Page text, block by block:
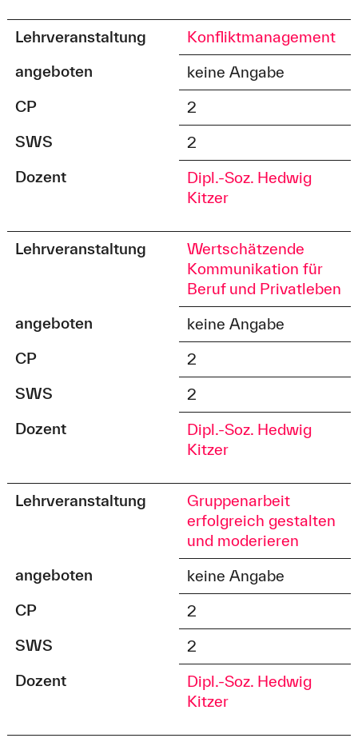
Lehrveranstaltung
Konfliktmanagement
angeboten
keine Angabe
CP
2
SWS
2
Dozent
Dipl.-Soz. Hedwig
Kitzer
Lehrveranstaltung
Wertschätzende
Kommunikation für
Beruf und Privatleben
angeboten
keine Angabe
CP
2
SWS
2
Dozent
Dipl.-Soz. Hedwig
Kitzer
Lehrveranstaltung
Gruppenarbeit
erfolgreich gestalten
und moderieren
angeboten
keine Angabe
CP
2
SWS
2
Dozent
Dipl.-Soz. Hedwig
Kitzer